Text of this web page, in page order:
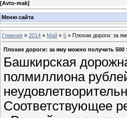
[Avto-mak]
Меню сайта
Главная » 2014 » Май » 5 » Плохие дороги: за
Плохие дороги: за яму можно получить
Башкирская
полмиллиона
Соответствующее